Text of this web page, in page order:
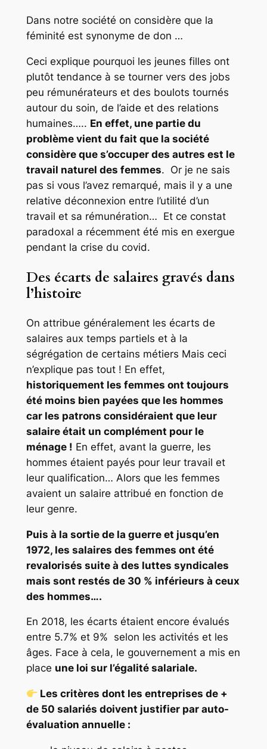
Dans notre société on considère que la
féminité est synonyme de don …
Ceci explique pourquoi les jeunes filles ont
plutôt tendance à se tourner vers des jobs
peu rémunérateurs et des boulots tournés
autour du soin, de l’aide et des relations
humaines….. En effet, une partie du
problème vient du fait que la société
considère que s’occuper des autres est le
travail naturel des femmes. Or je ne sais
pas si vous l’avez remarqué, mais il y a une
relative déconnexion entre l’utilité d’un
travail et sa rémunération… Et ce constat
paradoxal a récemment été mis en exergue
pendant la crise du covid.
Des écarts de salaires gravés dans
l’histoire
On attribue généralement les écarts de
salaires aux temps partiels et à la
ségrégation de certains métiers Mais ceci
n’explique pas tout ! En effet,
historiquement les femmes ont toujours
été moins bien payées que les hommes
car les patrons considéraient que leur
salaire était un complément pour le
ménage ! En effet, avant la guerre, les
hommes étaient payés pour leur travail et
leur qualification… Alors que les femmes
avaient un salaire attribué en fonction de
leur genre.
Puis à la sortie de la guerre et jusqu’en
1972, les salaires des femmes ont été
revalorisés suite à des luttes syndicales
mais sont restés de 30 % inférieurs à ceux
des hommes….
En 2018, les écarts étaient encore évalués
entre 5.7% et 9% selon les activités et les
âges. Face à cela, le gouvernement a mis en
place une loi sur l’égalité salariale.
Les critères dont les entreprises de +
de 50 salariés doivent justifier par auto-
évaluation annuelle :